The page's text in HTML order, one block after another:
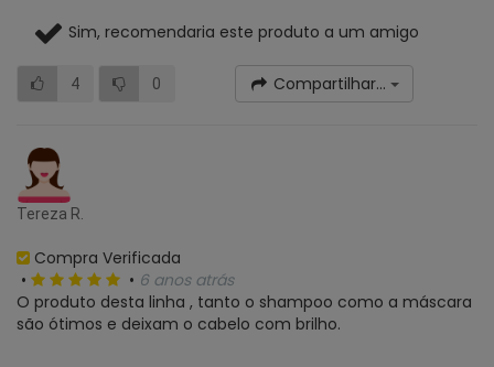
Sim, recomendaria este produto a um amigo
4 0 Compartilhar...
Tereza R.
Compra Verificada
•
• 6 anos atrás
O produto desta linha , tanto o shampoo como a máscara
são ótimos e deixam o cabelo com brilho.